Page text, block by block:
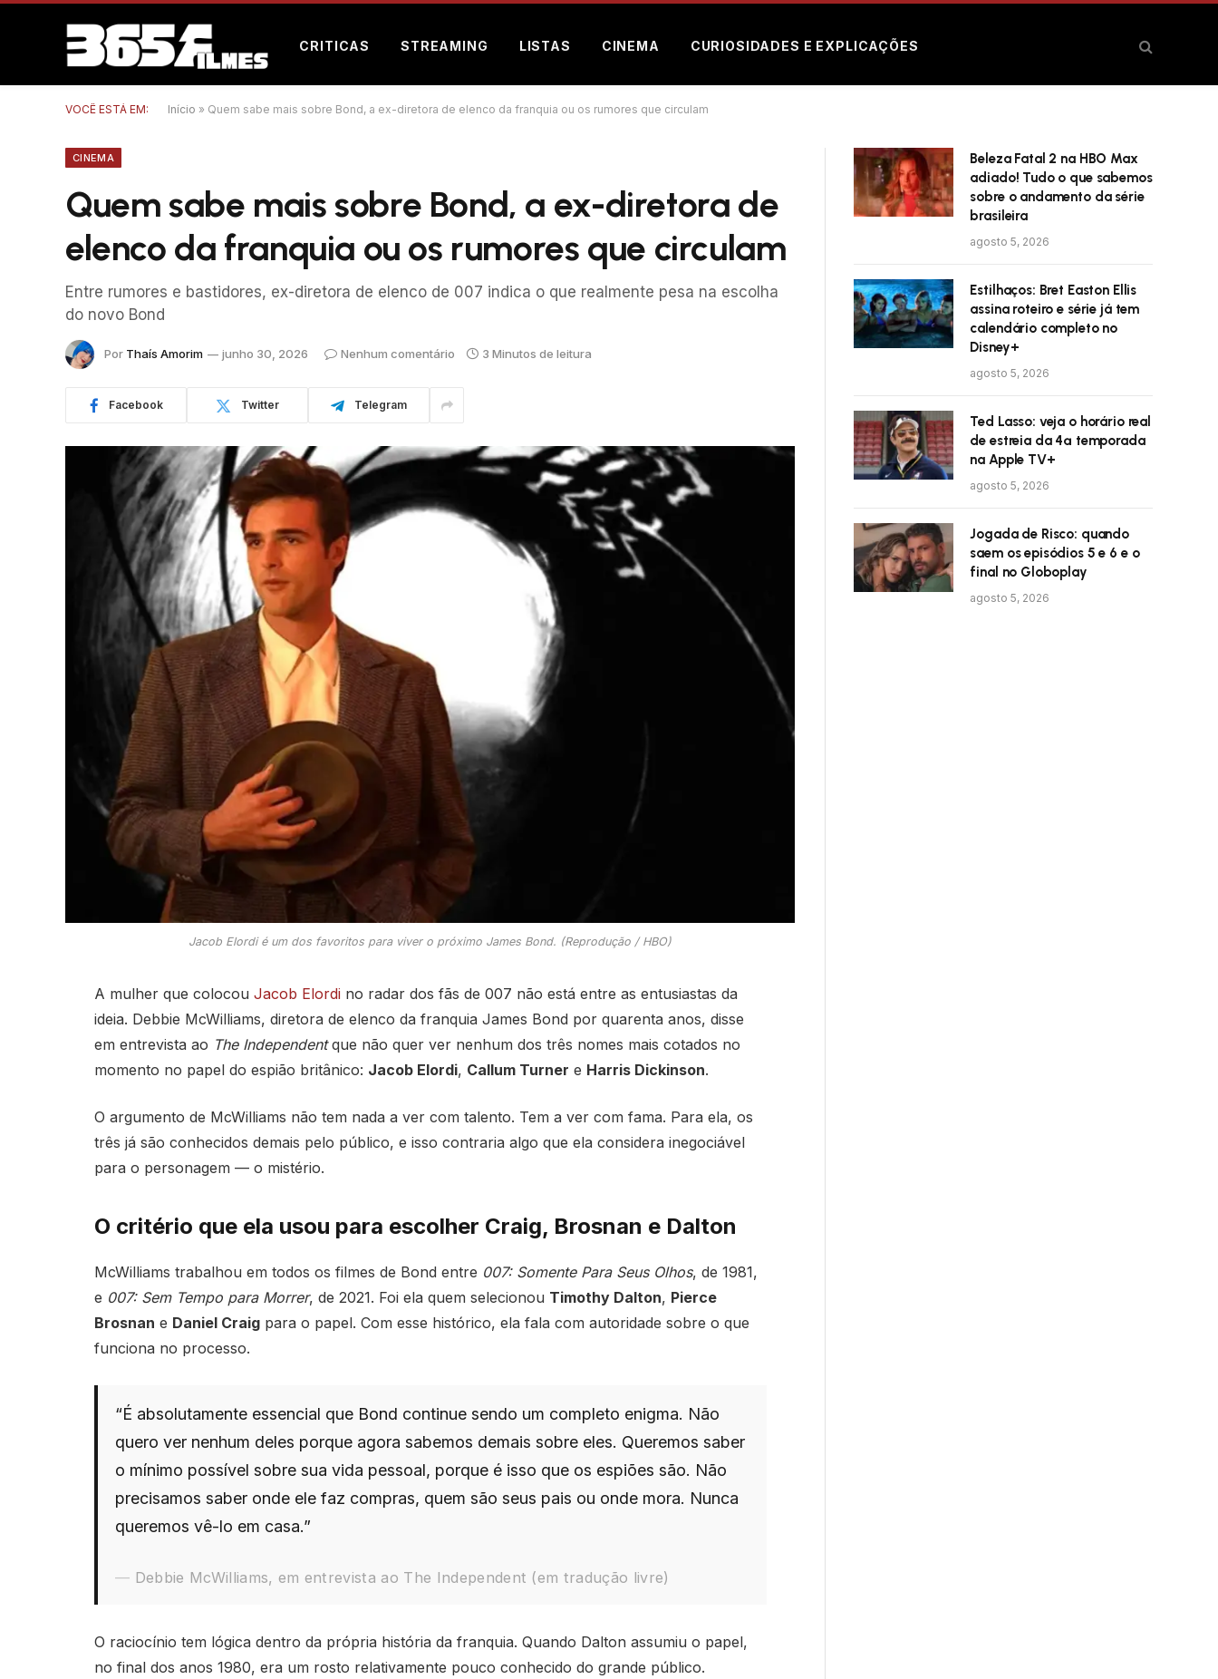
CRITICAS STREAMING LISTAS CINEMA CURIOSIDADES E EXPLICAÇÕES
VOCÊ ESTÁ EM: Início » Quem sabe mais sobre Bond, a ex-diretora de elenco da franquia ou os rumores que circulam
CINEMA
Quem sabe mais sobre Bond, a ex-diretora de
elenco da franquia ou os rumores que circulam
Entre rumores e bastidores, ex-diretora de elenco de 007 indica o que realmente pesa na escolha
do novo Bond
Por Thaís Amorim junho 30, 2026 Nenhum comentário 3 Minutos de leitura
Facebook Twitter Telegram
Jacob Elordi é um dos favoritos para viver o próximo James Bond. (Reprodução / HBO)
A mulher que colocou Jacob Elordino radar dos fãs de 007 não está entre as entusiastas da
ideia. Debbie McWilliams, diretora de elenco da franquia James Bond por quarenta anos, disse
em entrevista ao The Independentque não quer ver nenhum dos três nomes mais cotados no
momento no papel do espião britânico: Jacob Elordi, Callum Turner e Harris Dickinson.
O argumento de McWilliams não tem nada a ver com talento. Tem a ver com fama. Para ela, os
três já são conhecidos demais pelo público, e isso contraria algo que ela considera inegociável
para o personagem — o mistério.
O critério que ela usou para escolher Craig, Brosnan e Dalton
McWilliams trabalhou em todos os filmes de Bond entre 007: Somente Para Seus Olhos, de 1981,
e 007: Sem Tempo para Morrer, de 2021. Foi ela quem selecionou Timothy Dalton, Pierce
Brosnan e Daniel Craigpara o papel. Com esse histórico, ela fala com autoridade sobre o que
funciona no processo.
“É absolutamente essencial que Bond continue sendo um completo enigma. Não
quero ver nenhum deles porque agora sabemos demais sobre eles. Queremos saber
o mínimo possível sobre sua vida pessoal, porque é isso que os espiões são. Não
precisamos saber onde ele faz compras, quem são seus pais ou onde mora. Nunca
queremos vê-lo em casa.”
Debbie McWilliams, em entrevista ao The Independent (em tradução livre)
O raciocínio tem lógica dentro da própria história da franquia. Quando Dalton assumiu o papel,
no final dos anos 1980, era um rosto relativamente pouco conhecido do grande público.
Beleza Fatal 2 na HBO Max
adiado! Tudo o que sabemos
sobre o andamento da série
brasileira
agosto 5, 2026
Estilhaços: Bret Easton Ellis
assina roteiro e série já tem
calendário completo no
Disney+
agosto 5, 2026
Ted Lasso: veja o horário real
de estreia da 4ª temporada
na Apple TV+
agosto 5, 2026
Jogada de Risco: quando
saem os episódios 5 e 6 e o
final no Globoplay
agosto 5, 2026